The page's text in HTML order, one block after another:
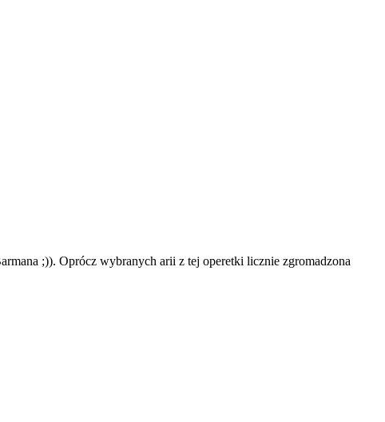
;)). Oprócz wybranych arii z tej operetki licznie zgromadzona